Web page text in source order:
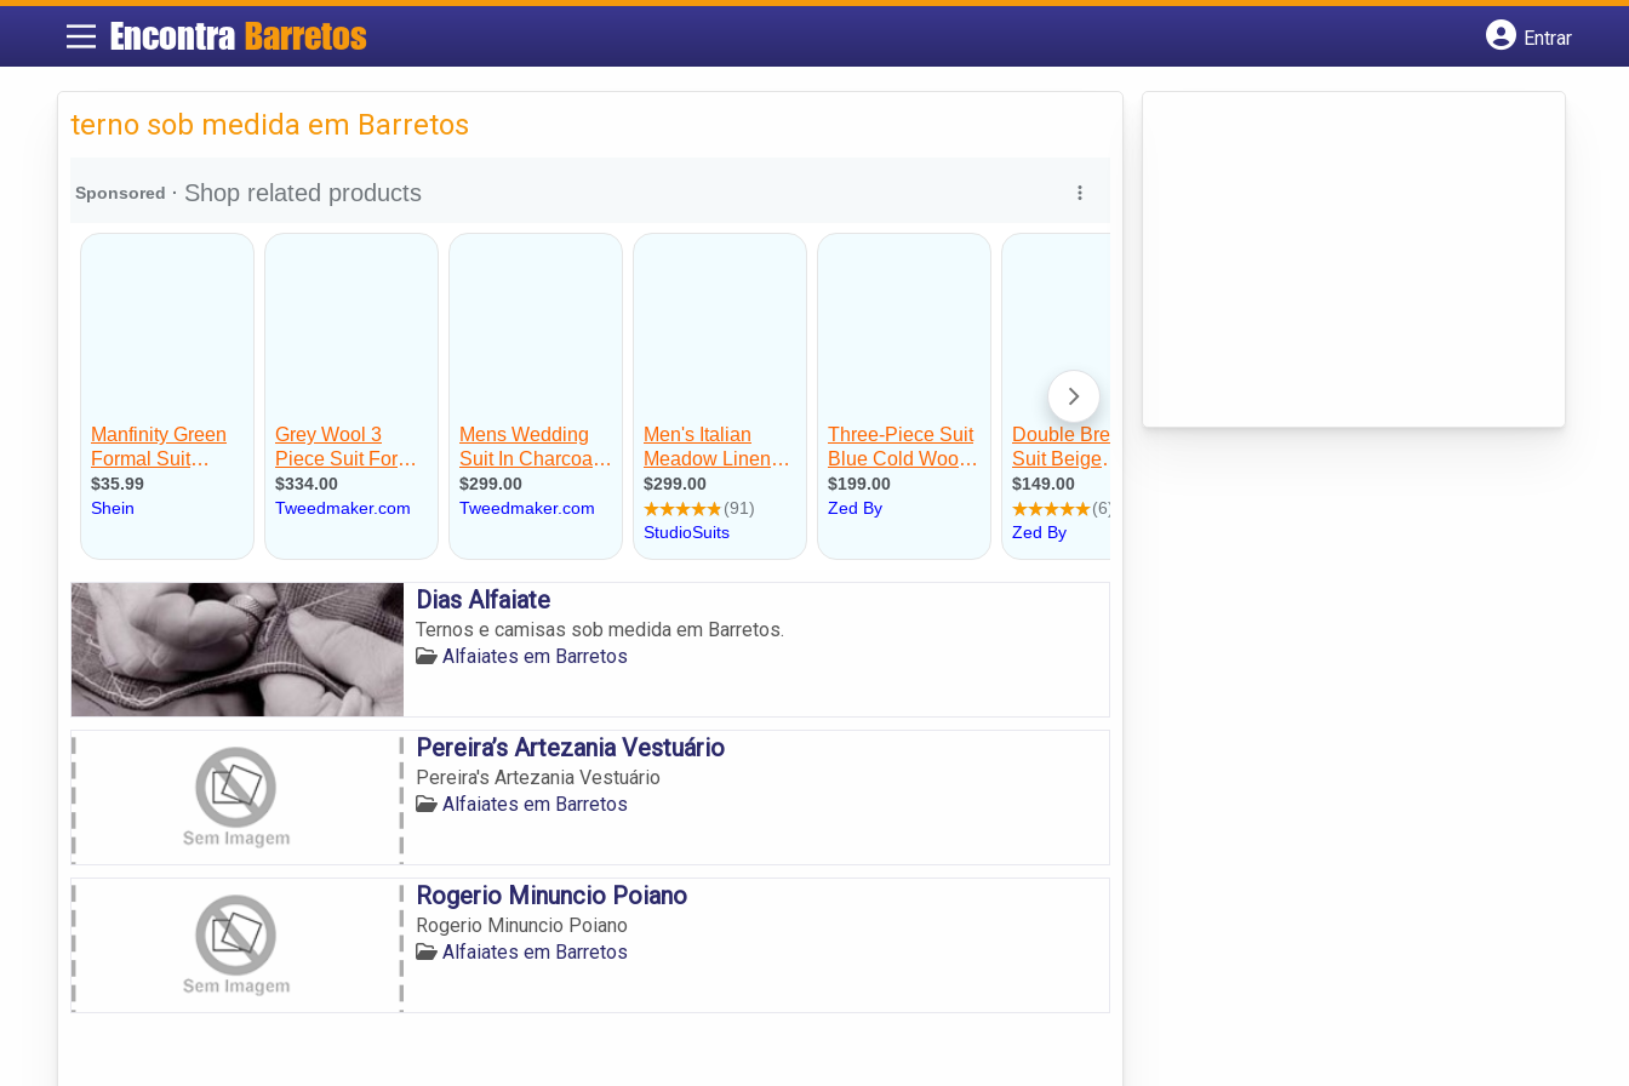
EncontraBarretos
Entrar
terno sob medida em Barretos
Dias Alfaiate
Ternos e camisas sob medida em Barretos.
Alfaiates em Barretos
Pereira’s Artezania Vestuário
Pereira's Artezania Vestuário
Alfaiates em Barretos
Rogerio Minuncio Poiano
Rogerio Minuncio Poiano
Alfaiates em Barretos